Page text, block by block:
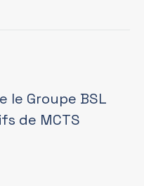
le Groupe BSL
de MCTS